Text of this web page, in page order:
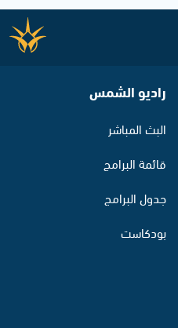
راديو الشمس
البث المباشر
قائمة البرامج
جدول البرامج
بودكاست